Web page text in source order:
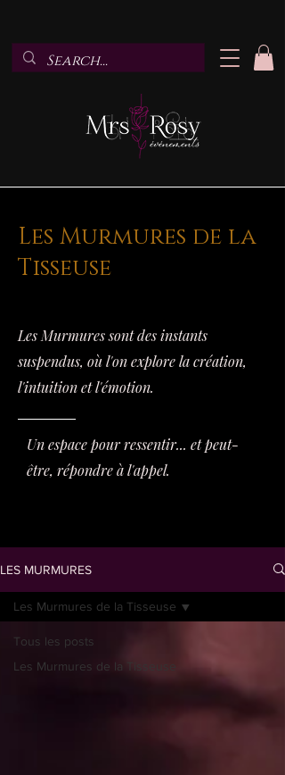
Les Murmures de la
Tisseuse
Les Murmures sont des instants
suspendus, où l'on explore la création,
l'intuition et l'émotion.
Un espace pour ressentir... et peut-
être, répondre à l'appel.
LES MURMURES
Tous les posts
Les Murmures de la Tisseuse
Les Murmures de la Tisseuse